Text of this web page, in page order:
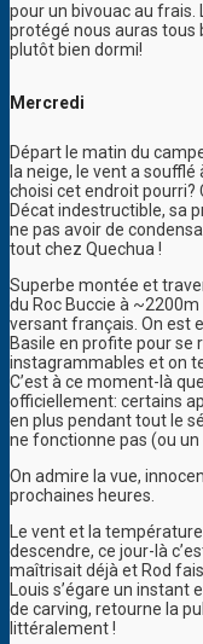
pour un bivouac au frais.
protégé nous auras tous
plutôt bien dormi!
Mercredi
Départ le matin du
la neige, le vent a
choisi cet endroit pourri?
Décat indestructible, sa
ne pas avoir de
tout chez Quechua !
Superbe montée et
du Roc Buccie à
versant français. On est
Basile en profite pour se
instagrammables et on
C’est à ce moment-là
officiellement: certains
en plus pendant tout le
ne fonctionne pas (ou
On admire la vue,
prochaines heures.
Le vent et la température
descendre, ce jour-là
maîtrisait déjà et Rod
Louis s’égare un
de carving, retourne la
littéralement !